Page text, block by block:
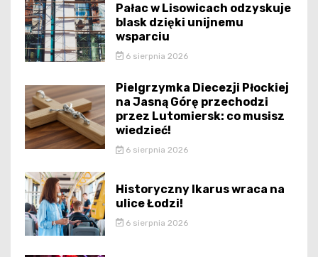
Pałac w Lisowicach odzyskuje
blask dzięki unijnemu
wsparciu
6 sierpnia 2026
Pielgrzymka Diecezji Płockiej
na Jasną Górę przechodzi
przez Lutomiersk: co musisz
wiedzieć!
6 sierpnia 2026
Historyczny Ikarus wraca na
ulice Łodzi!
6 sierpnia 2026